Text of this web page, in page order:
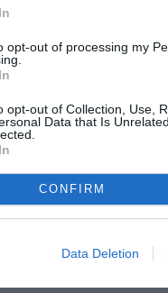
opt-out of processing my
opt-out of Collection, Use,
Data that Is
CONFIRM
Data Deletion
SOUTENIR
FacebookTwitter